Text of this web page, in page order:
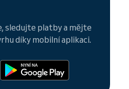
sledujte platby a mějte
díky mobilní aplikaci.